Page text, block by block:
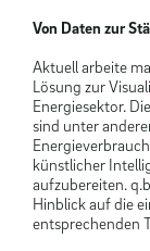
Von Daten zur
Aktuell arbeite
Lösung zur
Energiesektor.
sind unter
künstlicher
aufzubereiten.
Hinblick auf die
entsprechenden